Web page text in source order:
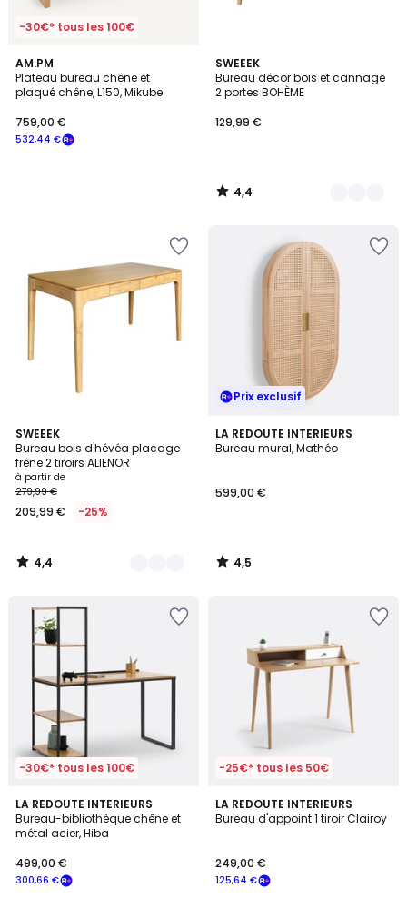
-30€* tous les 100€
AM.PM
Plateau bureau chêne et
plaqué chêne, L150, Mikube
532,44 €
759,00 €
SWEEEK
Bureau décor bois et cannage
2 portes BOHÈME
129,99 €
4,4
/ 5
2
Couleurs
4,4
/
SWEEEK
Bureau bois d'hévéa placage
frêne 2 tiroirs ALIENOR
à partir de
279,99 €
209,99 € -25%
4,4
/ 5
2
Couleurs
4,4
/
Prix exclusif
LA REDOUTE INTERIEURS
Bureau mural, Mathéo
599,00 €
4,5
/ 5
4,5
/
-30€* tous les 100€
LA REDOUTE INTERIEURS
Bureau-bibliothèque chêne et
métal acier, Hiba
300,66 €
499,00 €
4,1
/ 5
-25€* tous les 50€
LA REDOUTE INTERIEURS
Bureau d'appoint 1 tiroir Clairoy
125,64 €
249,00 €
4,2
/ 5